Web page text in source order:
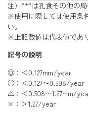
注）”*”は孔食その他の
※使用に際しては使用条
い。
※上記数値は代表値であ
記号の説明
◎：＜0.127mm/year
○：＜0.127〜0.508/year
△：＜0.508〜1.27mm/
×：＞1.27/year